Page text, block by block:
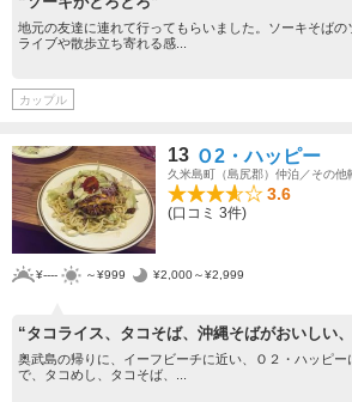
地元の友達に連れて行ってもらいました。ソーキそば
ライブや散歩立ち寄れる感...
カップル
13 Ｏ2・ハッピー
久米島町（島尻郡）仲泊／その他
3.6
(口コミ 3件)
¥---- ～¥999 ¥2,000～¥2,999
“タコライス、タコそば、沖縄そばがおいしい
奥武島の帰りに、イーフビーチに近い、Ｏ２・ハッピー
で、タコめし、タコそば、...